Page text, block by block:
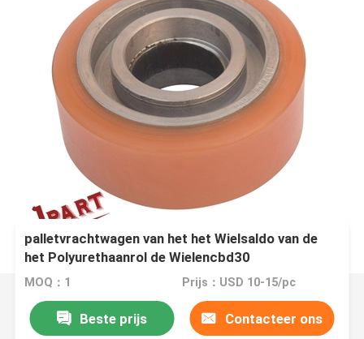
Van de de Vorkheftruckaandrijving van de
palletvrachtwagen van het het Wielsaldo van de
het Polyurethaanrol de Wielencbd30
identiteitskaart 52mm
MOQ：1 Prijs：USD 10-15/pc
Beste prijs Contacteer ons